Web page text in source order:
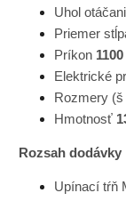
Uhol
Priemer
Príkon
Elektrické
Rozmery
Hmotnosť
Rozsah dodávky
Upínací tŕň